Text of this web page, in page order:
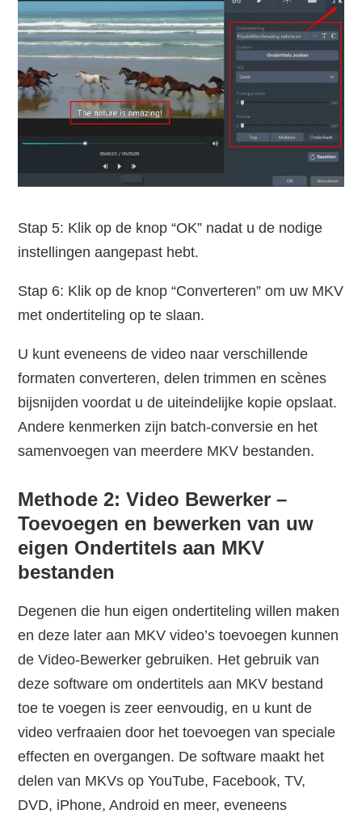
Stap 5: Klik op de knop “OK” nadat u de nodige
instellingen aangepast hebt.
Stap 6: Klik op de knop “Converteren” om uw MKV
met ondertiteling op te slaan.
U kunt eveneens de video naar verschillende
formaten converteren, delen trimmen en scènes
bijsnijden voordat u de uiteindelijke kopie opslaat.
Andere kenmerken zijn batch-conversie en het
samenvoegen van meerdere MKV bestanden.
Methode 2: Video Bewerker –
Toevoegen en bewerken van uw
eigen Ondertitels aan MKV
bestanden
Degenen die hun eigen ondertiteling willen maken
en deze later aan MKV video’s toevoegen kunnen
de Video-Bewerker gebruiken. Het gebruik van
deze software om ondertitels aan MKV bestand
toe te voegen is zeer eenvoudig, en u kunt de
video verfraaien door het toevoegen van speciale
effecten en overgangen. De software maakt het
delen van MKVs op YouTube, Facebook, TV,
DVD, iPhone, Android en meer, eveneens